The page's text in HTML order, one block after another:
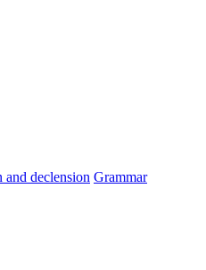
and declension Grammar